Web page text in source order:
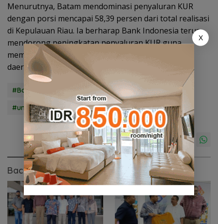
Menurutnya, Batam mendominasi penyaluran KUR
dengan porsi mencapai 58,39 persen dari total realisasi
di Kepulauan Riau. Ia berharap Bank Indonesia terus
mendorong peningkatan penyaluran KUR guna
memperkuat kapasitas dan daya saing UMKM di
daerah.(*/emr)
#BanggarDPR #BIKepri #DPR
#Kunker
#umkm
Baca Juga
X